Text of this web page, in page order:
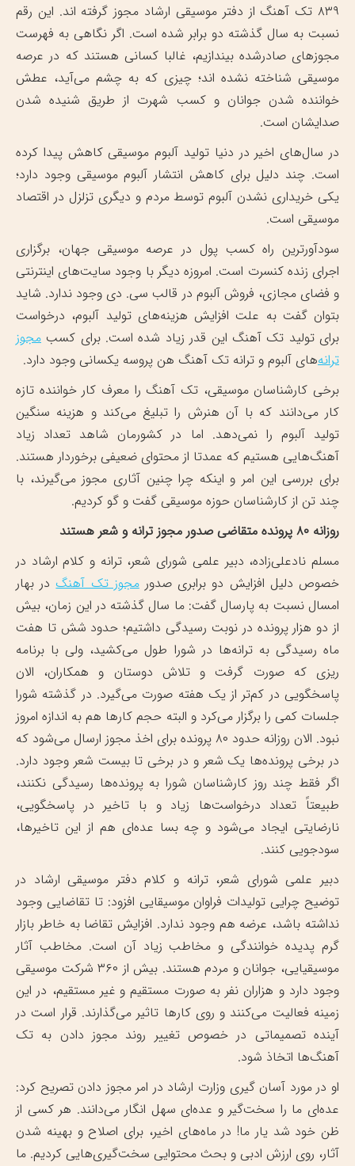
۸۳۹ تک آهنگ از دفتر موسیقی ارشاد مجوز گرفته اند. این رقم
نسبت به سال گذشته دو برابر شده است. اگر نگاهی به فهرست
مجوز‌های صادرشده بیندازیم، غالبا کسانی هستند که در عرصه
موسیقی شناخته نشده اند؛ چیزی که به چشم می‌آید، عطش
خواننده شدن جوانان و کسب شهرت از طریق شنیده شدن
صدایشان است.
در سال‌های اخیر در دنیا تولید آلبوم موسیقی کاهش پیدا کرده
است. چند دلیل برای کاهش انتشار آلبوم موسیقی وجود دارد؛
یکی خریداری نشدن آلبوم توسط مردم و دیگری تزلزل در اقتصاد
موسیقی است.
سودآورترین راه کسب پول در عرصه موسیقی جهان، برگزاری
اجرای زنده کنسرت است. امروزه دیگر با وجود سایت‌های اینترنتی
و فضای مجازی، فروش آلبوم در قالب سی. دی وجود ندارد. شاید
بتوان گفت به علت افزایش هزینه‌های تولید آلبوم، درخواست
برای تولید تک آهنگ این قدر زیاد شده است. برای کسب مجوز
ترانه‌های آلبوم و ترانه تک آهنگ هن پروسه یکسانی وجود دارد.
برخی کارشناسان موسیقی، تک آهنگ را معرف کار خواننده تازه
کار می‌دانند که با آن هنرش را تبلیغ می‌کند و هزینه سنگین
تولید آلبوم را نمی‌دهد. اما در کشورمان شاهد تعداد زیاد
آهنگ‌هایی هستیم که عمدتا از محتوای ضعیفی برخوردار هستند.
برای بررسی این امر و اینکه چرا چنین آثاری مجوز می‌گیرند، با
چند تن از کارشناسان حوزه موسیقی گفت و گو کردیم.
روزانه ۸۰ پرونده متقاضی صدور مجوز ترانه و شعر هستند
مسلم نادعلی‌زاده، دبیر علمی شورای شعر، ترانه و کلام ارشاد در
خصوص دلیل افزایش دو برابری صدورمجوز تک آهنگدر بهار
امسال نسبت به پارسال گفت: ما سال گذشته در این زمان، بیش
از دو هزار پرونده در نوبت رسیدگی داشتیم؛ حدود شش تا هفت
ماه رسیدگی به ترانه‌ها در شورا طول می‌کشید، ولی با برنامه
ریزی که صورت گرفت و تلاش دوستان و همکاران، الان
پاسخگویی در کم‌تر از یک هفته صورت می‌گیرد. در گذشته شورا
جلسات کمی را برگزار می‌کرد و البته حجم کار‌ها هم به اندازه امروز
نبود. الان روزانه حدود ۸۰ پرونده برای اخذ مجوز ارسال می‌شود که
در برخی پرونده‌ها یک شعر و در برخی تا بیست شعر وجود دارد.
اگر فقط چند روز کارشناسان شورا به پرونده‌ها رسیدگی نکنند،
طبیعتاً تعداد درخواست‌ها زیاد و با تاخیر در پاسخگویی،
نارضایتی ایجاد می‌شود و چه بسا عده‌ای هم از این تاخیرها،
سودجویی کنند.
دبیر علمی شورای شعر، ترانه و کلام دفتر موسیقی ارشاد در
توضیح چرایی تولیدات فراوان موسیقایی افزود: تا تقاضایی وجود
نداشته باشد، عرضه هم وجود ندارد. افزایش تقاضا به خاطر بازار
گرم پدیده خوانندگی و مخاطب زیاد آن است. مخاطب آثار
موسیقیایی، جوانان و مردم هستند. بیش از ۳۶۰ شرکت موسیقی
وجود دارد و هزاران نفر به صورت مستقیم و غیر مستقیم، در این
زمینه فعالیت می‌کنند و روی کار‌ها تاثیر می‌گذارند. قرار است در
آینده تصمیماتی در خصوص تغییر روند مجوز دادن به تک
آهنگ‌ها اتخاذ شود.
او در مورد آسان گیری وزارت ارشاد در امر مجوز دادن تصریح کرد:
عده‌ای ما را سخت‌گیر و عده‌ای سهل انگار می‌دانند. هر کسی از
ظن خود شد یار ما! در ماه‌های اخیر، برای اصلاح و بهینه شدن
آثار، روی ارزش ادبی و بحث محتوایی سخت‌گیری‌هایی کردیم. ما